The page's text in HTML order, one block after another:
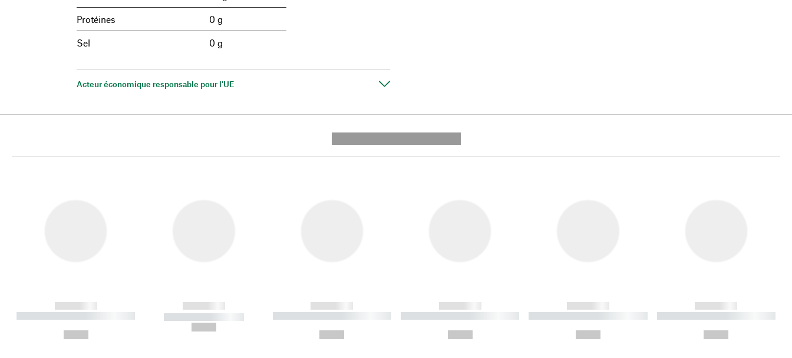
Protéines 0 g
Sel 0 g
Acteur économique responsable pour l'UE
------------
----------- ----------- ----------
------------
----------- -----------
------------
----------- ----------- ----------
------------
----------- ----------- ----------
------------
----------- ----------- ----------
------------
----------- ----------- ----------